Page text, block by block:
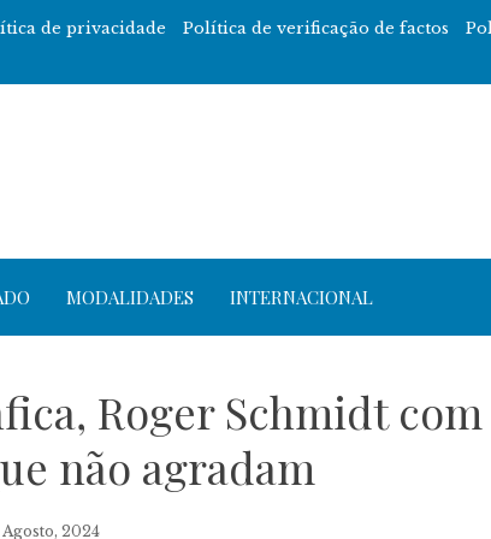
de privacidade Política de verificação de factos
MODALIDADES INTERNACIONAL
Roger Schmidt com
não agradam
Agosto, 2024